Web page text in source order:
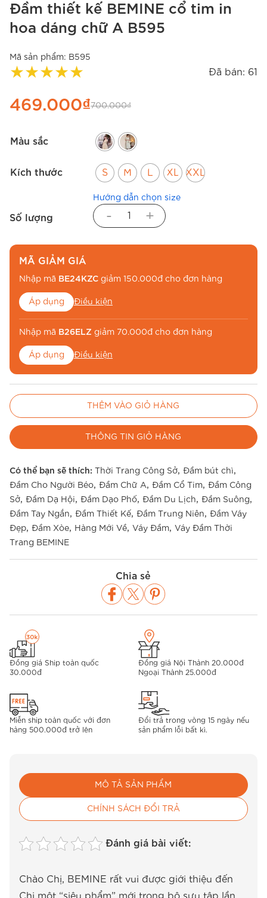
Đầm thiết kế BEMINE cổ tim in
hoa dáng chữ A B595
Mã sản phẩm: B595
★★★★★ Đã bán: 61
469.000₫700.000₫
Màu sắc
Kích thước S M L XL XXL
Số lượng - +
Hướng dẫn chọn size
MÃ GIẢM GIÁ
Nhập mã BE24KZC giảm 150.000đ cho đơn hàng
Áp dụng Điều kiện
Nhập mã B26ELZ giảm 70.000đ cho đơn hàng
Áp dụng Điều kiện
Nhập mãBE26MUAđể miễn phí vận chuyển
Điều kiện
THÊM VÀO GIỎ HÀNG
THÔNG TIN GIỎ HÀNG
Có thể bạn sẽ thích: Thời Trang Công Sở, Đầm bút chì,
Đầm Cho Người Béo, Đầm Chữ A, Đầm Cổ Tim, Đầm Công
Sở, Đầm Dạ Hội, Đầm Dạo Phố, Đầm Du Lịch, Đầm Suông,
Đầm Tay Ngắn, Đầm Thiết Kế, Đầm Trung Niên, Đầm Váy
Đẹp, Đầm Xòe, Hàng Mới Về, Váy Đầm, Váy Đầm Thời
Trang BEMINE
Chia sẻ
Đồng giá Ship toàn quốc
30.000đ
Đồng giá Nội Thành 20.000đ
Ngoại Thành 25.000đ
Miễn ship toàn quốc với đơn
hàng 500.000đ trở lên
Đổi trả trong vòng 15 ngày nếu
sản phẩm lỗi bất kì.
MÔ TẢ SẢN PHẨM
CHÍNH SÁCH ĐỔI TRẢ
Đánh giá bài viết:
Chào Chị, BEMINE rất vui được giới thiệu đến